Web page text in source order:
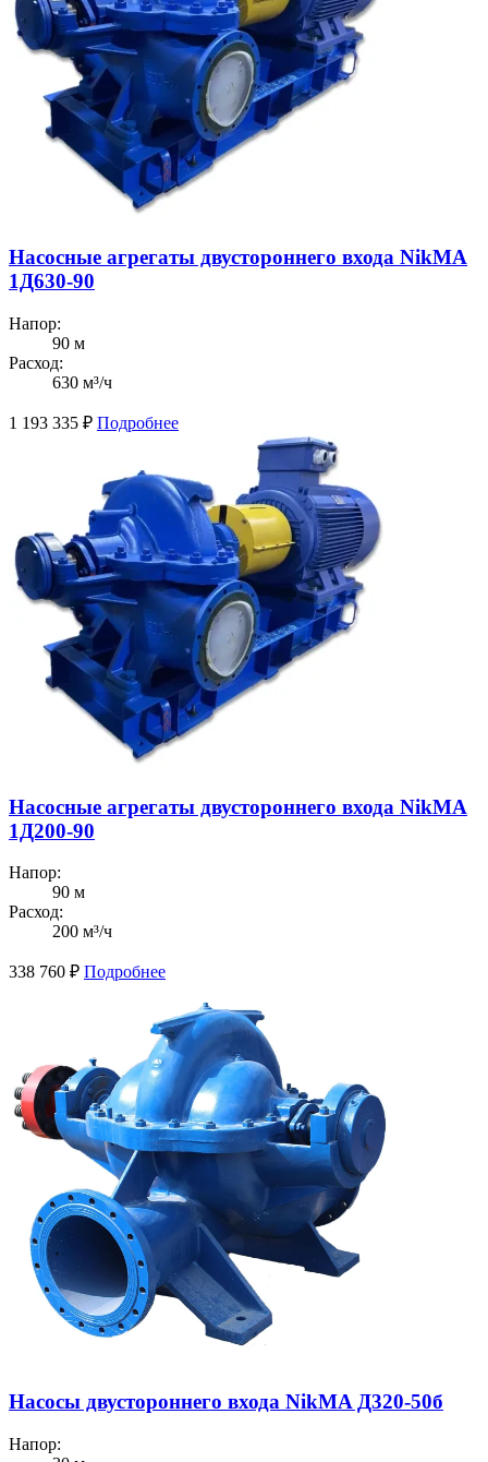
Насосные агрегаты двустороннего входа NikMA
1Д630-90
Напор:
90 м
Расход:
630 м³/ч
1 193 335 ₽ Подробнее
Насосные агрегаты двустороннего входа NikMA
1Д200-90
Напор:
90 м
Расход:
200 м³/ч
338 760 ₽ Подробнее
Насосы двустороннего входа NikMA Д320-50б
Напор: